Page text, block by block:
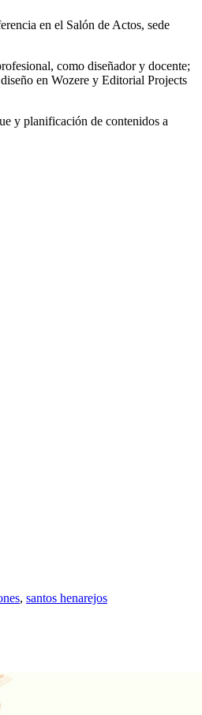
en el Salón de Actos, sede
como diseñador y docente;
en Wozere y Editorial Projects
y planificación de contenidos a
, santos henarejos